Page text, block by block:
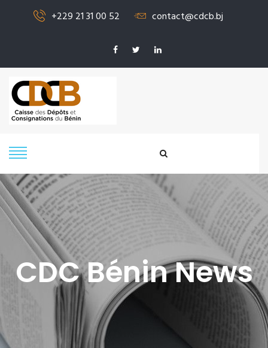
+229 21 31 00 52 contact@cdcb.bj
CDC Bénin News